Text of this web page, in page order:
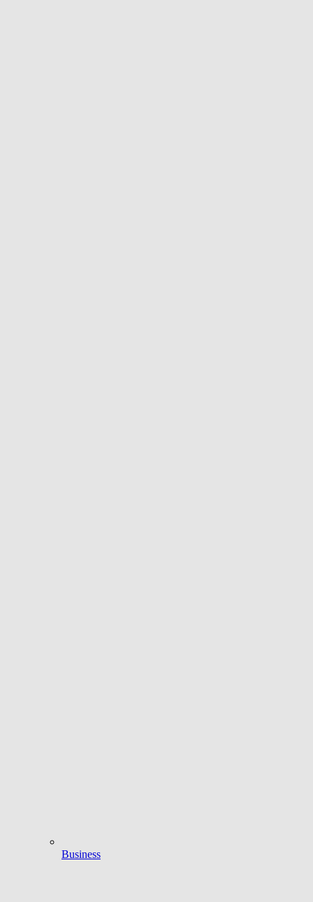
Business